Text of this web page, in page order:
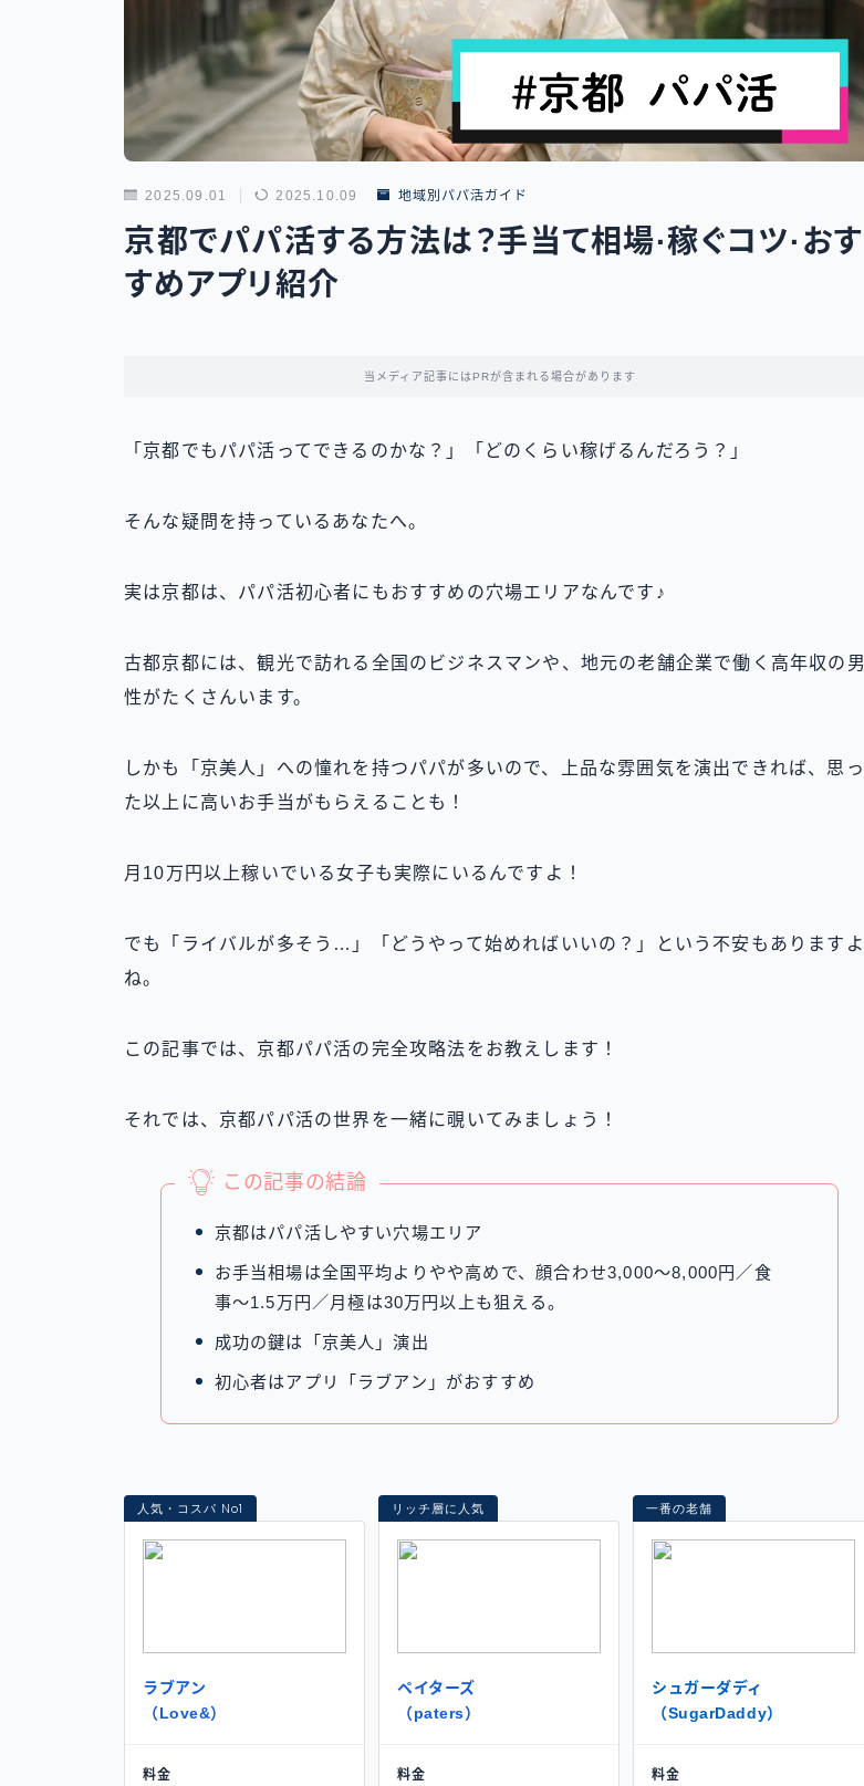
2025.09.01 2025.10.09 地域別パパ活ガイド
京都でパパ活する方法は？手当て相場·稼ぐコツ·おす
すめアプリ紹介
当メディア記事にはPRが含まれる場合があります
「京都でもパパ活ってできるのかな？」「どのくらい稼げるんだろう？」
そんな疑問を持っているあなたへ。
実は京都は、パパ活初心者にもおすすめの穴場エリアなんです♪
古都京都には、観光で訪れる全国のビジネスマンや、地元の老舗企業で働く高年収の男
性がたくさんいます。
しかも「京美人」への憧れを持つパパが多いので、上品な雰囲気を演出できれば、思っ
た以上に高いお手当がもらえることも！
月10万円以上稼いでいる女子も実際にいるんですよ！
でも「ライバルが多そう…」「どうやって始めればいいの？」という不安もありますよ
ね。
この記事では、京都パパ活の完全攻略法をお教えします！
それでは、京都パパ活の世界を一緒に覗いてみましょう！
この記事の結論
京都はパパ活しやすい穴場エリア
お手当相場は全国平均よりやや高めで、顔合わせ3,000〜8,000円／食
事〜1.5万円／月極は30万円以上も狙える。
成功の鍵は「京美人」演出
初心者はアプリ「ラブアン」がおすすめ
人気・コスパ No1
ラブアン
（Love&）
料金
リッチ層に人気
ペイターズ
（paters）
料金
一番の老舗
シュガーダディ
（SugarDaddy）
料金